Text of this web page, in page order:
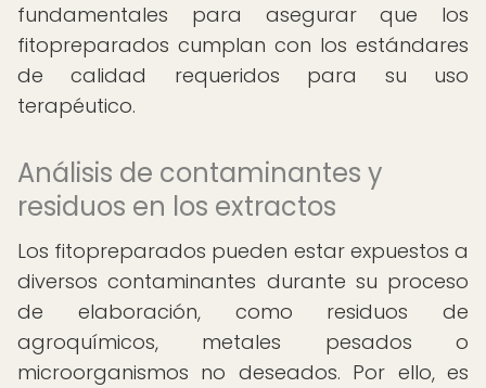
fundamentales para asegurar que los
fitopreparados cumplan con los estándares
de calidad requeridos para su uso
terapéutico.
Análisis de contaminantes y
residuos en los extractos
Los fitopreparados pueden estar expuestos a
diversos contaminantes durante su proceso
de elaboración, como residuos de
agroquímicos, metales pesados o
microorganismos no deseados. Por ello, es